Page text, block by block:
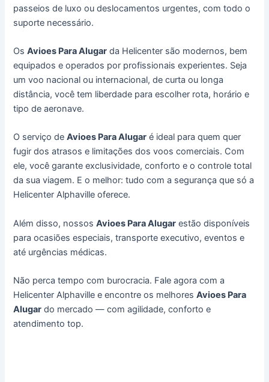
passeios de luxo ou deslocamentos urgentes, com todo o
suporte necessário.
OsAvioes Para Alugar da Helicenter são modernos, bem
equipados e operados por profissionais experientes. Seja
um voo nacional ou internacional, de curta ou longa
distância, você tem liberdade para escolher rota, horário e
tipo de aeronave.
O serviço deAvioes Para Alugar é ideal para quem quer
fugir dos atrasos e limitações dos voos comerciais. Com
ele, você garante exclusividade, conforto e o controle total
da sua viagem. E o melhor: tudo com a segurança que só a
Helicenter Alphaville oferece.
Além disso, nossosAvioes Para Alugar estão disponíveis
para ocasiões especiais, transporte executivo, eventos e
até urgências médicas.
Não perca tempo com burocracia. Fale agora com a
Helicenter Alphaville e encontre os melhoresAvioes Para
Alugar do mercado — com agilidade, conforto e
atendimento top.